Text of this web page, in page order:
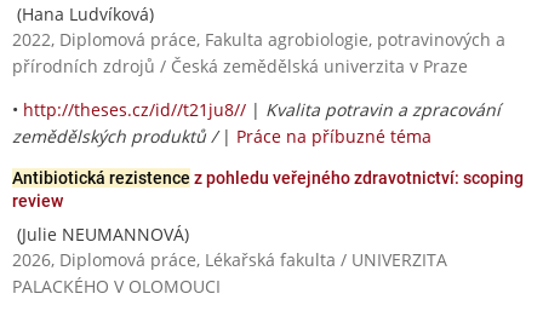
(Hana Ludvíková)
2022, Diplomová práce, Fakulta agrobiologie, potravinových a
přírodních zdrojů / Česká zemědělská univerzita v Praze
• http://theses.cz/id//t21ju8// | Kvalita potravin a zpracování
zemědělských produktů / | Práce na příbuzné téma
Antibiotická rezistence z pohledu veřejného zdravotnictví: scoping
review
(Julie NEUMANNOVÁ)
2026, Diplomová práce, Lékařská fakulta / UNIVERZITA
PALACKÉHO V OLOMOUCI